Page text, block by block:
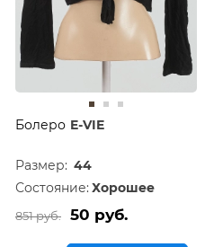
Болеро E-VIE
Размер: 44
Состояние: Хорошее
851 руб. 50 руб.